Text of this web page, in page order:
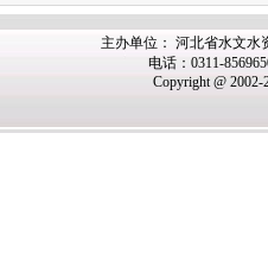
主办单位： 河北省水文水
电话：0311-
Copyright @ 2002-